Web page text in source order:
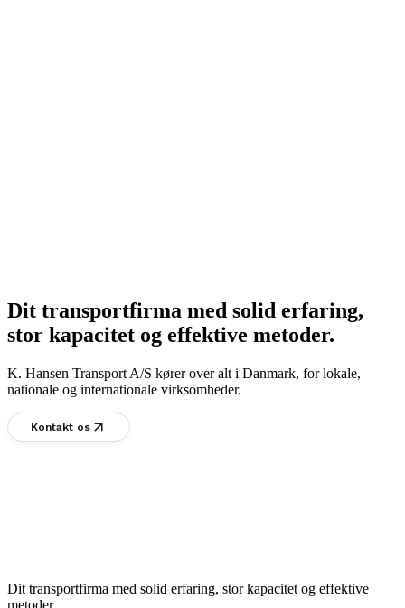
Dit transportfirma med solid erfaring,
stor kapacitet og effektive metoder.
K. Hansen Transport A/S kører over alt i Danmark, for lokale,
nationale og internationale virksomheder.
Kontakt os
Dit transportfirma med solid erfaring, stor kapacitet og effektive
metoder.